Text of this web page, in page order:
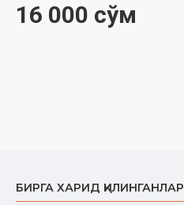
16 000 сўм
БИРГА ХАРИД ҚИЛИНГАНЛАР